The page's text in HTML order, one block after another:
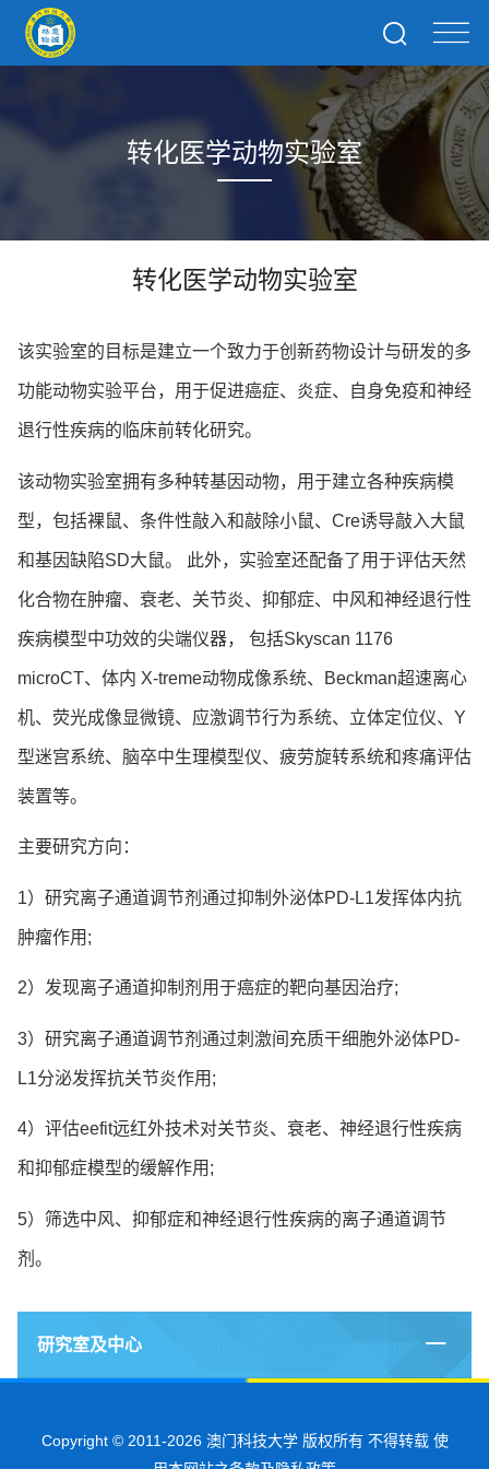
转化医学动物实验室
转化医学动物实验室
该实验室的目标是建立一个致力于创新药物设计与研发的多
功能动物实验平台，用于促进癌症、炎症、自身免疫和神经
退行性疾病的临床前转化研究。
该动物实验室拥有多种转基因动物，用于建立各种疾病模
型，包括裸鼠、条件性敲入和敲除小鼠、Cre诱导敲入大鼠
和基因缺陷SD大鼠。 此外，实验室还配备了用于评估天然
化合物在肿瘤、衰老、关节炎、抑郁症、中风和神经退行性
疾病模型中功效的尖端仪器， 包括Skyscan 1176
microCT、体内 X-treme动物成像系统、Beckman超速离心
机、荧光成像显微镜、应激调节行为系统、立体定位仪、Y
型迷宫系统、脑卒中生理模型仪、疲劳旋转系统和疼痛评估
装置等。
主要研究方向：
1）研究离子通道调节剂通过抑制外泌体PD-L1发挥体内抗
肿瘤作用;
2）发现离子通道抑制剂用于癌症的靶向基因治疗;
3）研究离子通道调节剂通过刺激间充质干细胞外泌体PD-
L1分泌发挥抗关节炎作用;
4）评估eefit远红外技术对关节炎、衰老、神经退行性疾病
和抑郁症模型的缓解作用;
5）筛选中风、抑郁症和神经退行性疾病的离子通道调节
剂。
研究室及中心
Copyright © 2011-2026 澳门科技大学 版权所有 不得转载 使